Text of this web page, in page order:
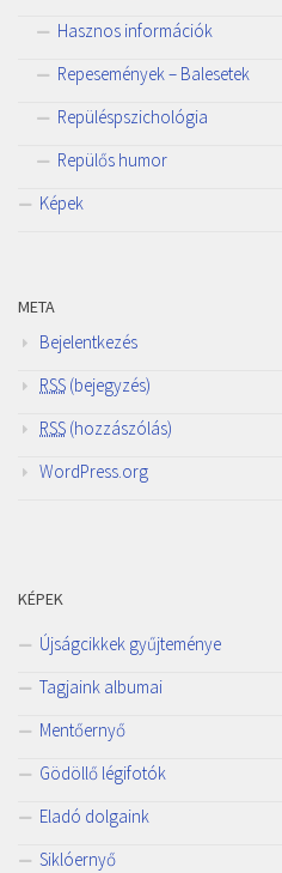
Hasznos információk
Repesemények – Balesetek
Repüléspszichológia
Repülős humor
Képek
META
Bejelentkezés
RSS (bejegyzés)
RSS (hozzászólás)
WordPress.org
KÉPEK
Újságcikkek gyűjteménye
Tagjaink albumai
Mentőernyő
Gödöllő légifotók
Eladó dolgaink
Siklóernyő